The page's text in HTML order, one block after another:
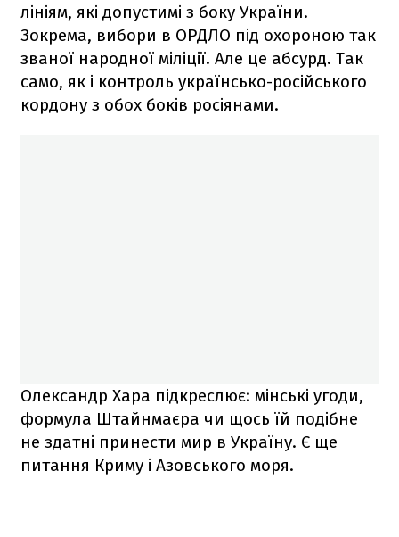
лініям, які допустимі з боку України.
Зокрема, вибори в ОРДЛО під охороною так
званої народної міліції. Але це абсурд. Так
само, як і контроль українсько-російського
кордону з обох боків росіянами.
Олександр Хара підкреслює: мінські угоди,
формула Штайнмаєра чи щось їй подібне
не здатні принести мир в Україну. Є ще
питання Криму і Азовського моря.